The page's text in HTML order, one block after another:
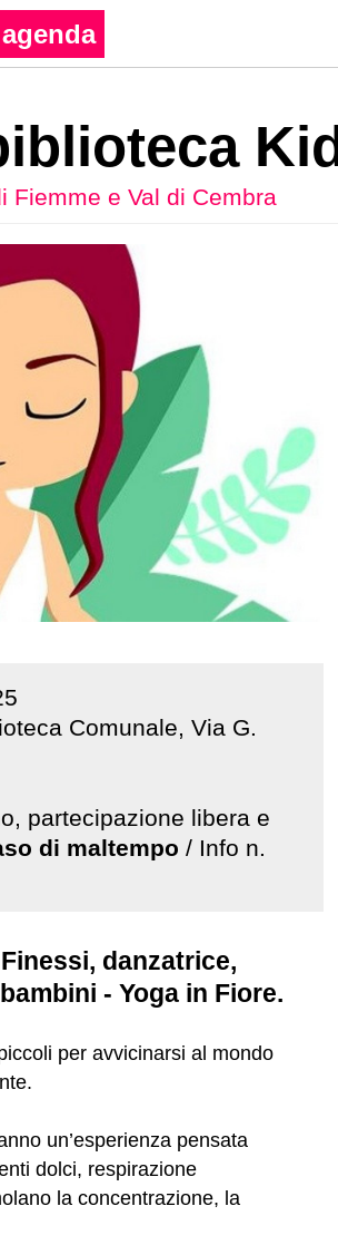
Fiemme e Val di Cembra
Comunale, Via G.
partecipazione libera e
di maltempo / Info n.
danzatrice,
- Yoga in Fiore.
per avvicinarsi al mondo
un’esperienza pensata
dolci, respirazione
la concentrazione, la